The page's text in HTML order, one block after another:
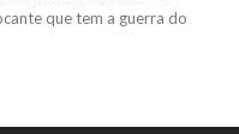
que tem a guerra do